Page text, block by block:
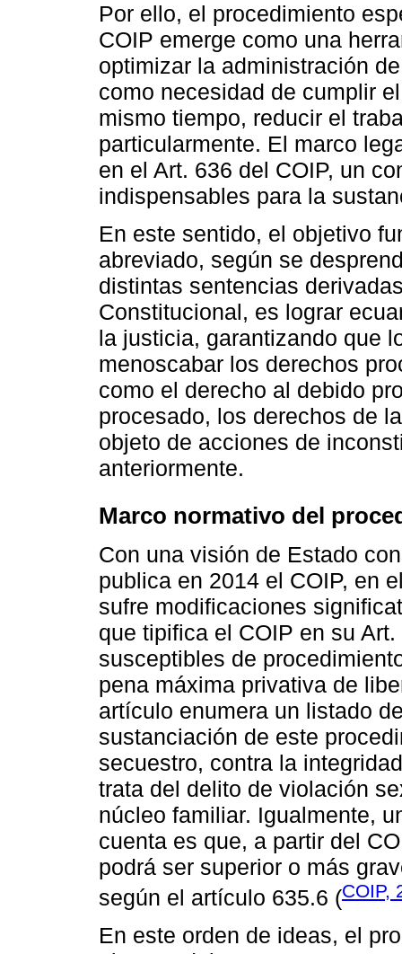
Por ello, el procedimiento
COIP emerge como una
optimizar la administración
como necesidad de cumplir
mismo tiempo, reducir el
particularmente. El marco
en el Art. 636 del COIP, un
indispensables para la
En este sentido, el objetivo
abreviado, según se
distintas sentencias
Constitucional, es lograr
la justicia, garantizando que
menoscabar los derechos
como el derecho al debido
procesado, los derechos de
objeto de acciones de
anteriormente.
Marco normativo del
Con una visión de Estado
publica en 2014 el COIP, en
sufre modificaciones
que tipifica el COIP en su
susceptibles de
pena máxima privativa de
artículo enumera un listado
sustanciación de este
secuestro, contra la
trata del delito de violación
núcleo familiar. Igualmente,
cuenta es que, a partir del
podrá ser superior o más
según el artículo 635.6 (COIP,
En este orden de ideas, el